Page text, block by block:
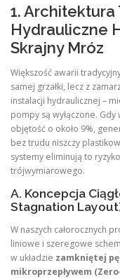
1. Architektura
Hydrauliczne
Skrajny Mróz
Większość awarii
samej grzałki, lecz z
instalacji hydraulicznej –
pompy są wyłączone.
objętość o około 9%,
bez trudu niszczy
systemy eliminują to
trójwymiarowego.
A. Koncepcja
Stagnation
W naszych całorocznych
liniowe i szeregowe
w układzie zamkniętej
mikroprzepływem